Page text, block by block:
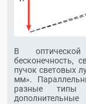
В оптической
бесконечность,
пучок световых
мм».
разные типы